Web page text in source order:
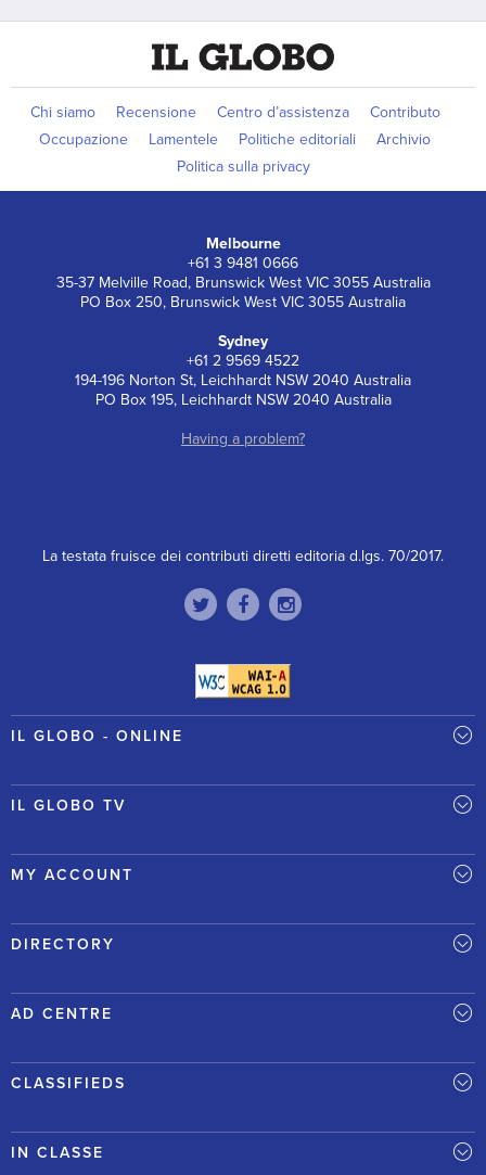
Chi siamo Recensione Centro d’assistenza
Contributo
Occupazione
Lamentele Politiche editoriali
Archivio
Politica sulla privacy
Melbourne
+61 3 9481 0666
35-37 Melville Road, Brunswick West VIC 3055 Australia
PO Box 250, Brunswick West VIC 3055 Australia
Sydney
+61 2 9569 4522
194-196 Norton St, Leichhardt NSW 2040 Australia
PO Box 195, Leichhardt NSW 2040 Australia
Having a problem?
La testata fruisce dei contributi diretti editoria d.lgs. 70/2017.
IL GLOBO - ONLINE
IL GLOBO TV
MY ACCOUNT
DIRECTORY
AD CENTRE
CLASSIFIEDS
IN CLASSE